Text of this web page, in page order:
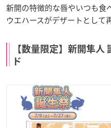
新開の特徴的な唇やいつも食
ウエハースがデザートとして
【数量限定】新開隼人
ド